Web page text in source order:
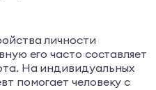
личности
его часто составляет
На индивидуальных
помогает человеку с